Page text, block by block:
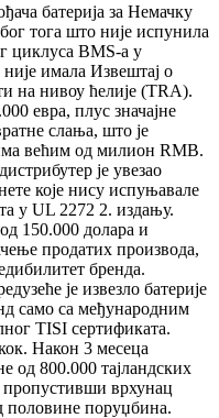
батерија за Немачку
тога што није испунила
циклуса BMS-а у
имала Извештај о
на нивоу ћелије (TRA).
евра, плус значајне
слања, што је
већим од милион RMB.
је увезао
које нису испуњавале
у UL 2272 2. издању.
150.000 долара и
продатих производа,
бренда.
је извезло батерије
само са међународним
TISI сертификата.
Након 3 месеца
од 800.000 тајландских
врхунац
половине поруџбина.